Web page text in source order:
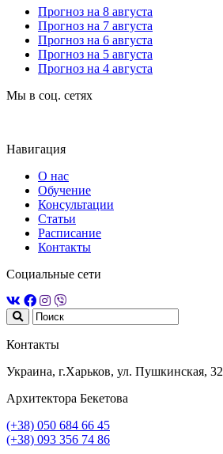
Прогноз на 8 августа
Прогноз на 7 августа
Прогноз на 6 августа
Прогноз на 5 августа
Прогноз на 4 августа
Мы в соц. сетях
Навигация
О нас
Обучение
Консультации
Статьи
Расписание
Контакты
Социальные сети
Контакты
Украина, г.Харьков, ул. Пушкинская, 32
Архитектора Бекетова
(+38) 050 684 66 45
(+38) 093 356 74 86